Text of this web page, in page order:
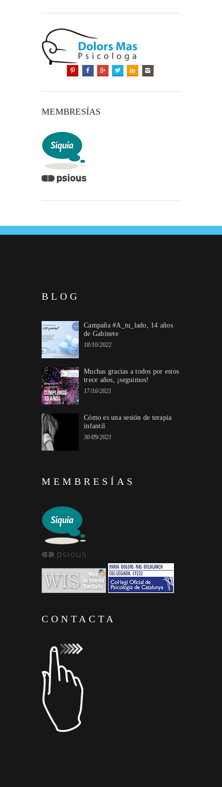
MEMBRESÍAS
BLOG
Campaña #A_tu_lado, 14 años
de Gabinete
18/10/2022
Muchas gracias a todos por estos
trece años, ¡seguimos!
17/10/2021
Cómo es una sesión de terapia
infantil
30/09/2021
MEMBRESÍAS
CONTACTA